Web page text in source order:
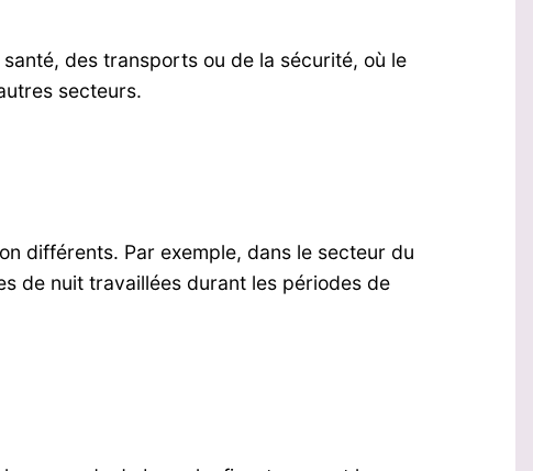
des transports ou de la sécurité, où le
secteurs.
différents. Par exemple, dans le secteur du
de nuit travaillées durant les périodes de